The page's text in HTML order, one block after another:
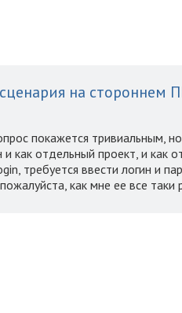
на стороннем
покажется тривиальным,
как отдельный проект, и как
требуется ввести логин и
как мне ее все таки